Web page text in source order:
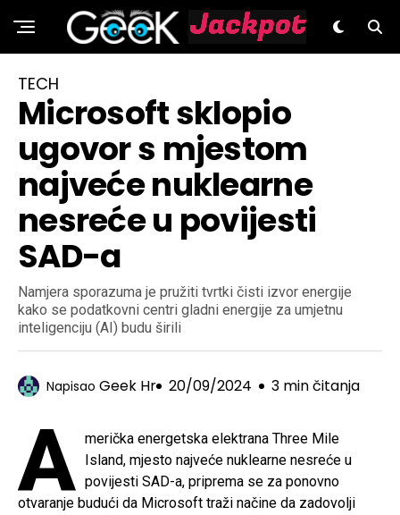
GeeK.hr
TECH
Microsoft sklopio
ugovor s mjestom
najveće nuklearne
nesreće u povijesti
SAD-a
Namjera sporazuma je pružiti tvrtki čisti izvor energije
kako se podatkovni centri gladni energije za umjetnu
inteligenciju (AI) budu širili
Napisao Geek Hr 20/09/2024 3 min čitanja
A merička energetska elektrana Three Mile
Island, mjesto najveće nuklearne nesreće u
povijesti SAD-a, priprema se za ponovno
otvaranje budući da Microsoft traži načine da zadovolji